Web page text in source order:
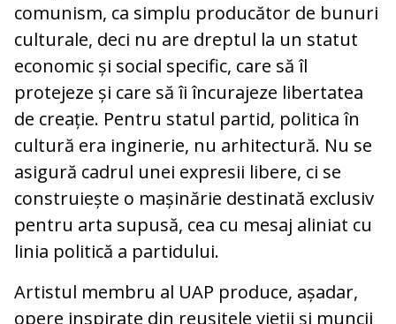
comunism, ca simplu producător de bunuri
culturale, deci nu are dreptul la un statut
economic și social specific, care să îl
protejeze și care să îi încurajeze libertatea
de creație. Pentru statul partid, politica în
cultură era inginerie, nu arhitectură. Nu se
asigură cadrul unei expresii libere, ci se
construiește o mașinărie destinată exclusiv
pentru arta supusă, cea cu mesaj aliniat cu
linia politică a partidului.
Artistul membru al UAP produce, așadar,
opere inspirate din reușitele vieții și muncii